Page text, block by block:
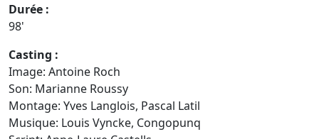
Durée :
98'
Casting :
Image: Antoine Roch
Son: Marianne Roussy
Montage: Yves Langlois, Pascal Latil
Musique: Louis Vyncke, Congopunq